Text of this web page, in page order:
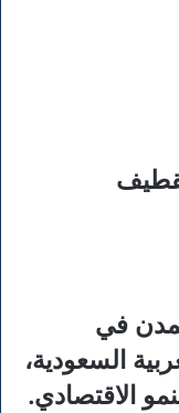
في
السعودية،
الاقتصادي.